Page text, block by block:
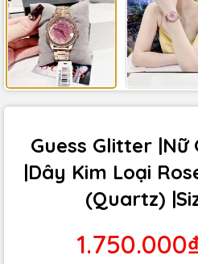
Guess Glitter |Nữ
|Dây Kim Loại
(Quartz)